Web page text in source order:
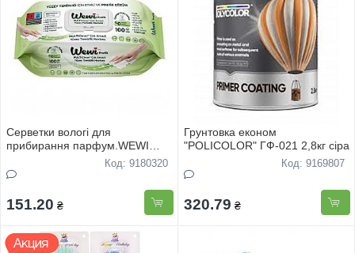
Серветки вологі для
прибирання парфум.WEWI
Універсальні Лаванда 100шт
Код: 9180320
151.20 ₴
Грунтовка економ
"POLICOLOR" ГФ-021 2,8кг сiра
Код: 9169807
320.79 ₴